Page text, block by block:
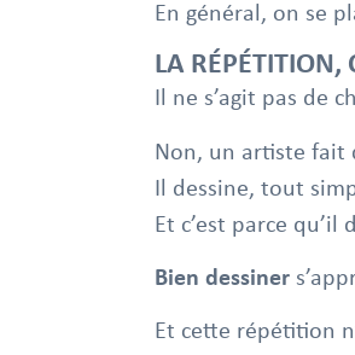
En général, on se
LA RÉPÉTITION,
Il ne s’agit pas de
Non, un artiste fait
Il dessine, tout
Et c’est parce
Bien dessiner
Et cette répétition